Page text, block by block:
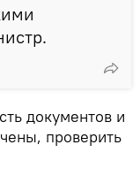
документов и
проверить